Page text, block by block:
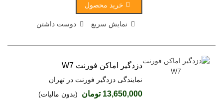
خرید محصول
نمایش سریع دوست داشتن
دزدگیر اماکن فورنت W7
نمایندگی دزدگیر فورنت در تهران
13,650,000 تومان
(بدون مالیات)